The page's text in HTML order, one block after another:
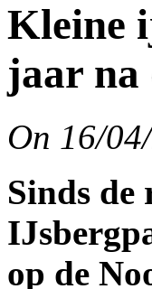
Kleine
jaar na
On 16/
Sinds
op de